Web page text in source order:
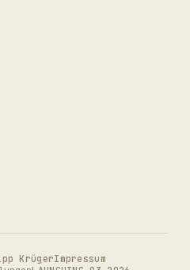
KrügerImpressum